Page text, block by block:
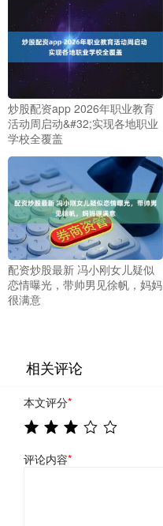
炒股配资app 2026年职业教育
活动周启动&#32;实现各地职业
学校全覆盖
配资炒股最新 冯小刚女儿疑似
恋情曝光，带帅男见徐帆，妈妈
很满意
相关评论
本文评分*
评论内容*